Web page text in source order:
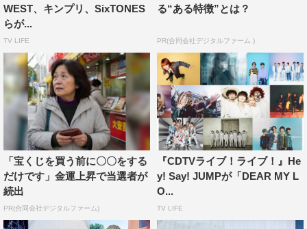
WEST、キンプリ、SixTONES
らが...
TV LIFE
る“ある特徴”とは？
PR(合同会社デジタルファーム )
「宝くじを買う前に〇〇をする
だけです」金運上昇で当選者が
続出
PR(合同会社デジタルファーム)
『CDTVライブ！ライブ！』He
y! Say! JUMPが「DEAR MY L
O...
TV LIFE